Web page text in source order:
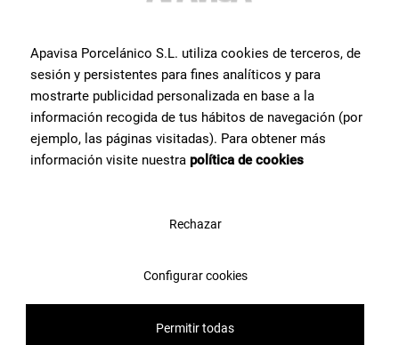
Apavisa Porcelánico S.L. utiliza cookies de terceros, de
sesión y persistentes para fines analíticos y para
mostrarte publicidad personalizada en base a la
información recogida de tus hábitos de navegación (por
ejemplo, las páginas visitadas). Para obtener más
información visite nuestra política de cookies
Rechazar
Configurar cookies
Permitir todas